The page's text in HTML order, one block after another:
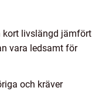
kort livslängd jämfört
vara ledsamt för
och kräver